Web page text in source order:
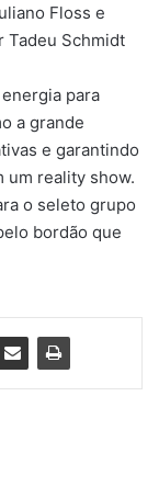
Floss e
Tadeu Schmidt
para
a grande
e garantindo
um reality show.
o seleto grupo
bordão que